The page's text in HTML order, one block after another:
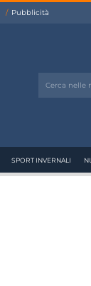
Pubblicità
SPORT INVERNALI